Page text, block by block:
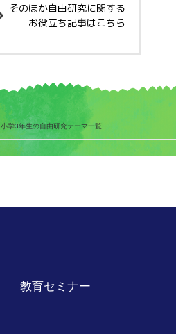
そのほか自由研究に関する
お役立ち記事はこちら
小学3年生の自由研究テーマ一覧
教育セミナー